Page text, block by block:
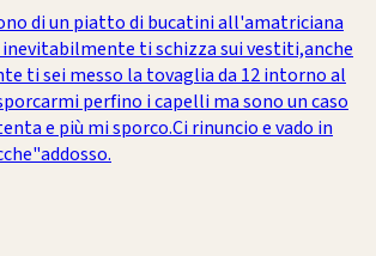
di un piatto di bucatini all'amatriciana
inevitabilmente ti schizza sui vestiti,anche
ti sei messo la tovaglia da 12 intorno al
perfino i capelli ma sono un caso
e più mi sporco.Ci rinuncio e vado in